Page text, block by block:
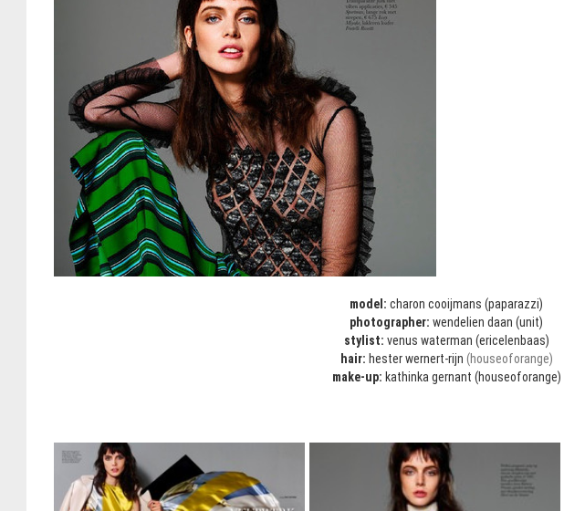
model:charon cooijmans(paparazzi)
photographer:wendelien daan (unit)
stylist: venus waterman (ericelenbaas)
hair: hester wernert-rijn (houseoforange)
make-up: kathinka gernant (houseoforange)